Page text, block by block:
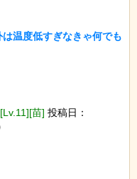
温度低すぎなきゃ何でも
苗] 投稿日：